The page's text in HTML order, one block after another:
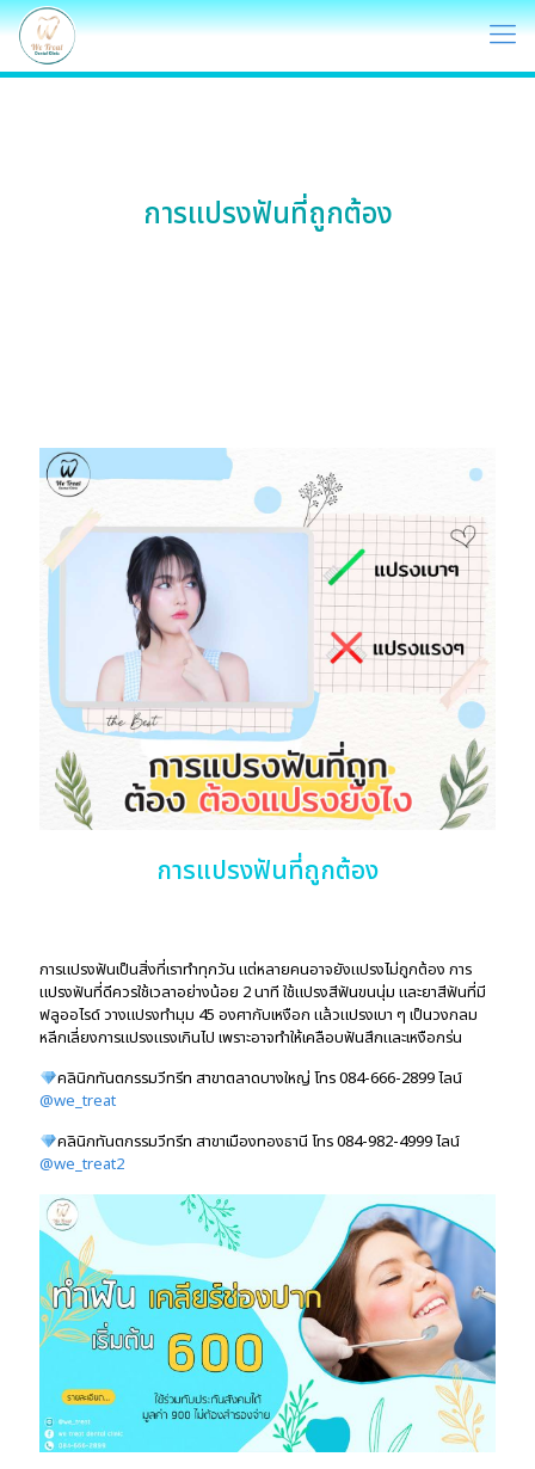
การแปรงฟันที่ถูกต้อง
การแปรงฟันที่ถูกต้อง
การแปรงฟันเป็นสิ่งที่เราทำทุกวัน แต่หลายคนอาจยังแปรงไม่ถูกต้อง การ
แปรงฟันที่ดีควรใช้เวลาอย่างน้อย 2 นาที ใช้แปรงสีฟันขนนุ่ม และยาสีฟันที่มี
ฟลูออไรด์ วางแปรงทำมุม 45 องศากับเหงือก แล้วแปรงเบา ๆ เป็นวงกลม
หลีกเลี่ยงการแปรงแรงเกินไป เพราะอาจทำให้เคลือบฟันสึกและเหงือกร่น
คลินิกทันตกรรมวีทรีท สาขาตลาดบางใหญ่ โทร084-666-2899ไลน์
@we_treat
คลินิกทันตกรรมวีทรีท สาขาเมืองทองธานี โทร084-982-4999ไลน์
@we_treat2